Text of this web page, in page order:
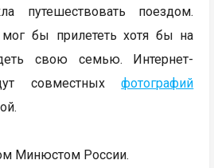
путешествовать поездом.
мог бы прилететь хотя бы на
свою семью. Интернет-
совместныхфотографий
Минюстом России.